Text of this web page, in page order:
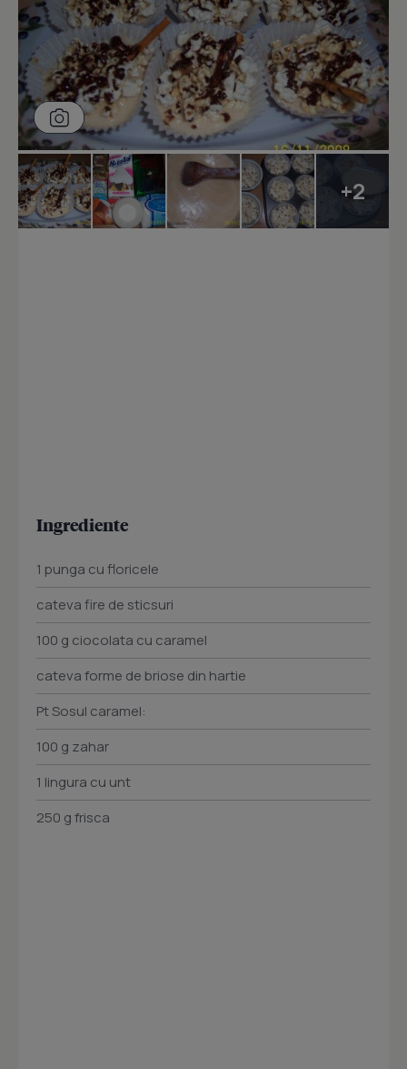
+2
Ingrediente
1 punga cu floricele
cateva fire de sticsuri
100 g ciocolata cu caramel
cateva forme de briose din hartie
Pt Sosul caramel:
100 g zahar
1 lingura cu unt
250 g frisca